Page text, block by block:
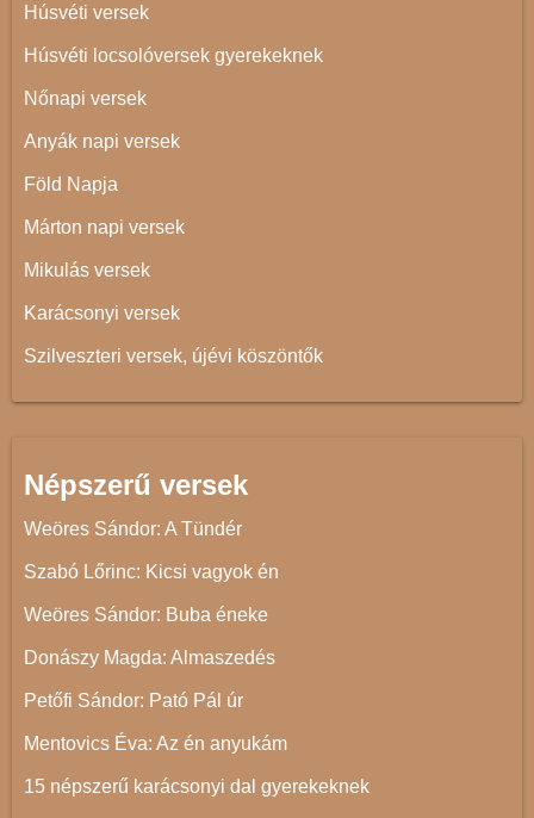
Húsvéti versek
Húsvéti locsolóversek gyerekeknek
Nőnapi versek
Anyák napi versek
Föld Napja
Márton napi versek
Mikulás versek
Karácsonyi versek
Szilveszteri versek, újévi köszöntők
Népszerű versek
Weöres Sándor: A Tündér
Szabó Lőrinc: Kicsi vagyok én
Weöres Sándor: Buba éneke
Donászy Magda: Almaszedés
Petőfi Sándor: Pató Pál úr
Mentovics Éva: Az én anyukám
15 népszerű karácsonyi dal gyerekeknek